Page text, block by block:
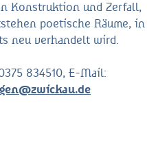
Konstruktion und Zerfall,
poetische Räume, in
neu verhandelt wird.
834510, E-Mail: